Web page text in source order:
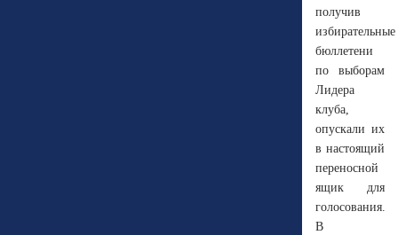
получив
избирательные
бюллетени
по выборам
Лидера
клуба,
опускали их
в настоящий
переносной
ящик для
голосования.
В